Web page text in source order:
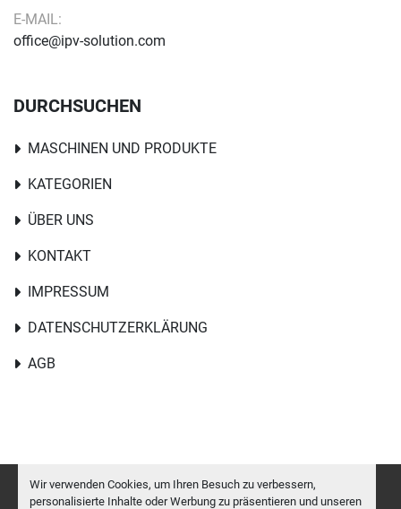
Wir verwenden Cookies, um Ihren Besuch zu verbessern,
personalisierte Inhalte oder Werbung zu präsentieren und unseren
E-MAIL:
office@ipv-solution.com
DURCHSUCHEN
MASCHINEN UND PRODUKTE
KATEGORIEN
ÜBER UNS
KONTAKT
IMPRESSUM
DATENSCHUTZERKLÄRUNG
AGB